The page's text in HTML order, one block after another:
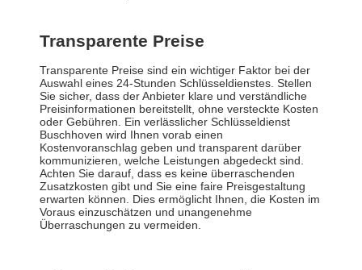
Transparente Preise
Transparente Preise sind ein wichtiger Faktor bei der
Auswahl eines 24-Stunden Schlüsseldienstes. Stellen
Sie sicher, dass der Anbieter klare und verständliche
Preisinformationen bereitstellt, ohne versteckte Kosten
oder Gebühren. Ein verlässlicher Schlüsseldienst
Buschhoven wird Ihnen vorab einen
Kostenvoranschlag geben und transparent darüber
kommunizieren, welche Leistungen abgedeckt sind.
Achten Sie darauf, dass es keine überraschenden
Zusatzkosten gibt und Sie eine faire Preisgestaltung
erwarten können. Dies ermöglicht Ihnen, die Kosten im
Voraus einzuschätzen und unangenehme
Überraschungen zu vermeiden.